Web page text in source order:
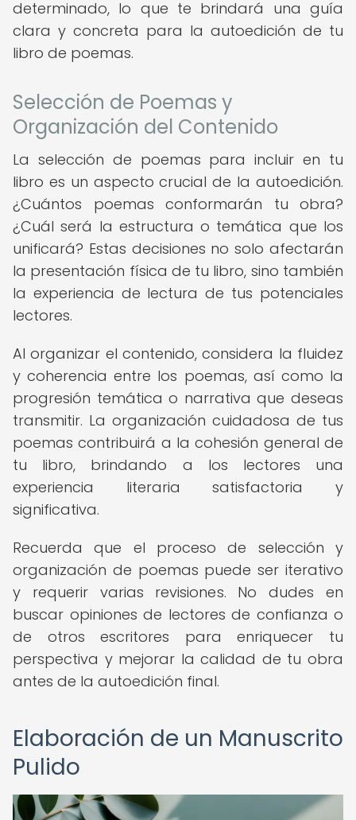
determinado, lo que te brindará una guía
clara y concreta para la autoedición de tu
libro de poemas.
Selección de Poemas y
Organización del Contenido
La selección de poemas para incluir en tu
libro es un aspecto crucial de la autoedición.
¿Cuántos poemas conformarán tu obra?
¿Cuál será la estructura o temática que los
unificará? Estas decisiones no solo afectarán
la presentación física de tu libro, sino también
la experiencia de lectura de tus potenciales
lectores.
Al organizar el contenido, considera la fluidez
y coherencia entre los poemas, así como la
progresión temática o narrativa que deseas
transmitir. La organización cuidadosa de tus
poemas contribuirá a la cohesión general de
tu libro, brindando a los lectores una
experiencia literaria satisfactoria y
significativa.
Recuerda que el proceso de selección y
organización de poemas puede ser iterativo
y requerir varias revisiones. No dudes en
buscar opiniones de lectores de confianza o
de otros escritores para enriquecer tu
perspectiva y mejorar la calidad de tu obra
antes de la autoedición final.
Elaboración de un Manuscrito
Pulido